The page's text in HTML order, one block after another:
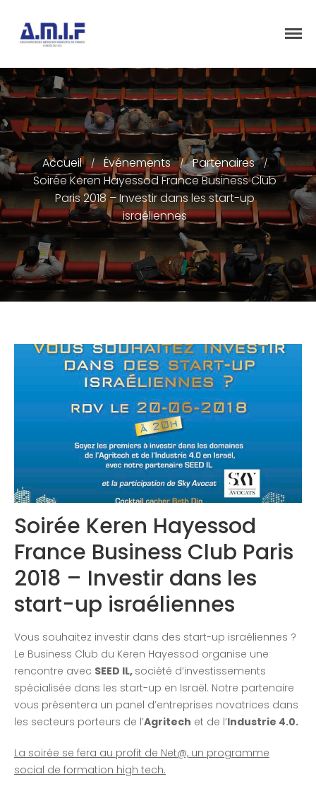
Accueil
Présentation
Articles
Événements
Adhésion/Dons
Newsletter
Contactez-nous
Congrès 2018
Congrès 2020
Accueil / Événements / Partenaires /
Soirée Keren Hayessod France Business Club
Paris 2018 – Investir dans les start-up
israéliennes
Soirée Keren Hayessod
France Business Club Paris
2018 – Investir dans les
start-up israéliennes
Vous souhaitez investir dans des start-up israéliennes ?
Le Business Club du Keren Hayessod organise une
rencontre avec SEED IL, société d’investissements
spécialisée dans les start-up en Israël. Notre partenaire
vous présentera un panel d’entreprises novatrices dans
les secteurs porteurs de l’Agritech et de l’Industrie 4.0.
La soirée se fera au profit de Net@, un programme
social de formation high tech.